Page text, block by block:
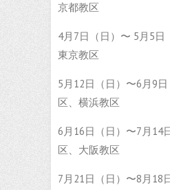
京都教区
4月7日（日）〜 5月5日
東京教区
5月12日（日）〜6月9
区、横浜教区
6月16日（日）〜7月14
区、大阪教区
7月21日（日）〜8月18